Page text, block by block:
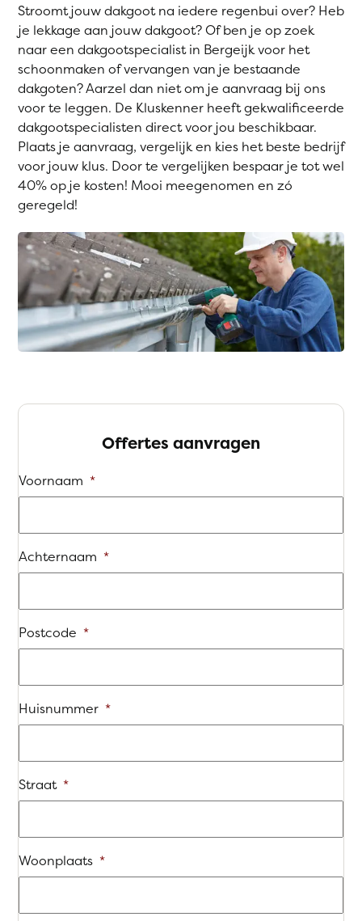
Stroomt jouw dakgoot na iedere regenbui over? Heb
je lekkage aan jouw dakgoot? Of ben je op zoek
naar een dakgootspecialist in Bergeijk voor het
schoonmaken of vervangen van je bestaande
dakgoten? Aarzel dan niet om je aanvraag bij ons
voor te leggen. De Kluskenner heeft gekwalificeerde
dakgootspecialisten direct voor jou beschikbaar.
Plaats je aanvraag, vergelijk en kies het beste bedrijf
voor jouw klus. Door te vergelijken bespaar je tot wel
40% op je kosten! Mooi meegenomen en zó
geregeld!
Offertes aanvragen
Voornaam *
Achternaam *
Postcode *
Huisnummer *
Straat *
Woonplaats *